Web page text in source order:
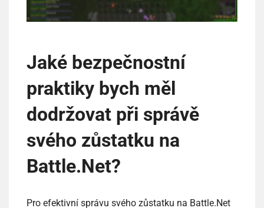
Jaké bezpečnostní
praktiky bych měl
dodržovat při správě
svého zůstatku na
Battle.Net?
Pro efektivní správu svého zůstatku na Battle.Net